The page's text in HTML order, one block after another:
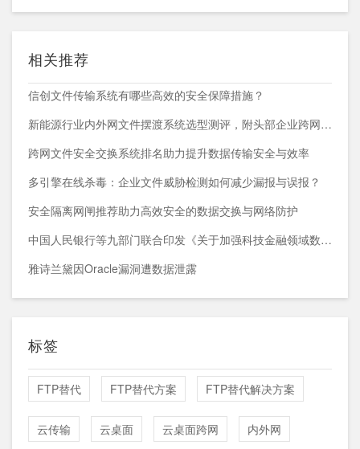
相关推荐
信创文件传输系统有哪些高效的安全保障措施？
新能源行业内外网文件摆渡系统选型测评，附头部企业跨网部署案例
跨网文件安全交换系统排名助力提升数据传输安全与效率
多引擎在线杀毒：企业文件威胁检测如何减少漏报与误报？
安全隔离网闸推荐助力高效安全的数据交换与网络防护
中国人民银行等九部门联合印发《关于加强科技金融领域数据开发利用的通知》
雅诗兰黛因Oracle漏洞遭数据泄露
标签
FTP替代 FTP替代方案 FTP替代解决方案
云传输 云桌面 云桌面跨网 内外网